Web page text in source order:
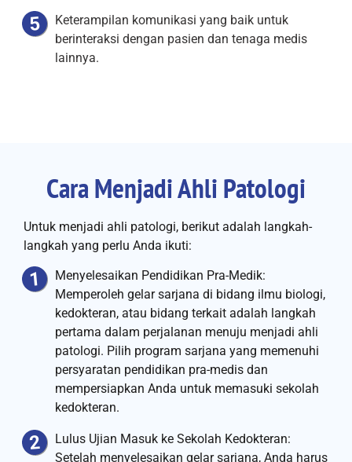
Keterampilan komunikasi yang baik untuk
berinteraksi dengan pasien dan tenaga medis
lainnya.
Cara Menjadi Ahli Patologi
Untuk menjadi ahli patologi, berikut adalah langkah-
langkah yang perlu Anda ikuti:
Menyelesaikan Pendidikan Pra-Medik:
Memperoleh gelar sarjana di bidang ilmu biologi,
kedokteran, atau bidang terkait adalah langkah
pertama dalam perjalanan menuju menjadi ahli
patologi. Pilih program sarjana yang memenuhi
persyaratan pendidikan pra-medis dan
mempersiapkan Anda untuk memasuki sekolah
kedokteran.
Lulus Ujian Masuk ke Sekolah Kedokteran:
Setelah menyelesaikan gelar sarjana, Anda harus